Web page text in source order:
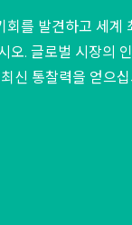
회를 발견하고 세계
오. 글로벌 시장의
최신 통찰력을 얻으십